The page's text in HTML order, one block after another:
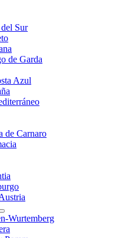
Sur
de Garda
Azul
de Carnaro
Wurtemberg